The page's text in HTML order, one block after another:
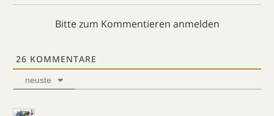
Bitte zum Kommentieren anmelden
26 KOMMENTARE
neuste